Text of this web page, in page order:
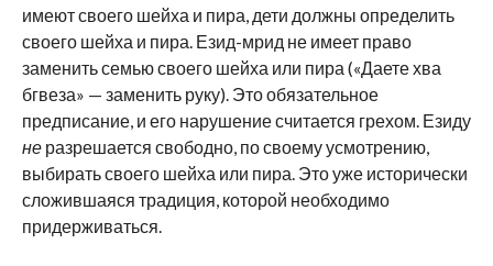
имеют своего шейха и пира, дети должны определить
своего шейха и пира. Езид-мрид не имеет право
заменить семью своего шейха или пира («Даете хва
бгвеза» — заменить руку). Это обязательное
предписание, и его нарушение считается грехом. Езиду
не разрешается свободно, по своему усмотрению,
выбирать своего шейха или пира. Это уже исторически
сложившаяся традиция, которой необходимо
придерживаться.